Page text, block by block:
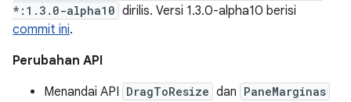
*:1.3.0-alpha10 dirilis. Versi 1.3.0-alpha10 berisi
commit ini.
Perubahan API
Menandai API DragToResize dan PaneMarginas